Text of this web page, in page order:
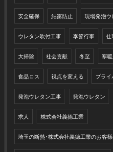
安全確保 結露防止 現場発泡
ウレタン吹付工事 季節行事 仕
大掃除 社会貢献 冬至 寒
食品ロス 視点を変える プラ
発泡ウレタン工事 発泡ウレタン
求人 株式会社義德工業
埼玉の断熱･株式会社義德工業のお客